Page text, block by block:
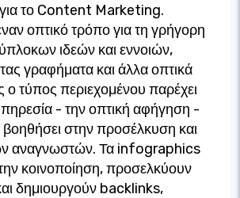
το Content Marketing.
οπτικό τρόπο για τη γρήγορη
ιδεών και εννοιών,
γραφήματα και άλλα οπτικά
ο τύπος περιεχομένου παρέχει
- την οπτική αφήγηση -
στην προσέλκυση και
αναγνωστών. Τα infographics
κοινοποίηση, προσελκύουν
δημιουργούν backlinks,